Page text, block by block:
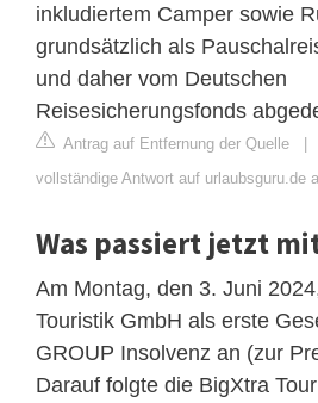
inkludiertem Camper sowie
grundsätzlich als
und daher vom Deutschen
Reisesicherungsfonds
Antrag auf Entfernung der Quelle |
vollständige Antwort auf urlaubsguru.de
Was passiert jetzt
Am Montag, den 3. Juni
Touristik GmbH als erste
GROUP Insolvenz an (zur
Darauf folgte die BigXtra